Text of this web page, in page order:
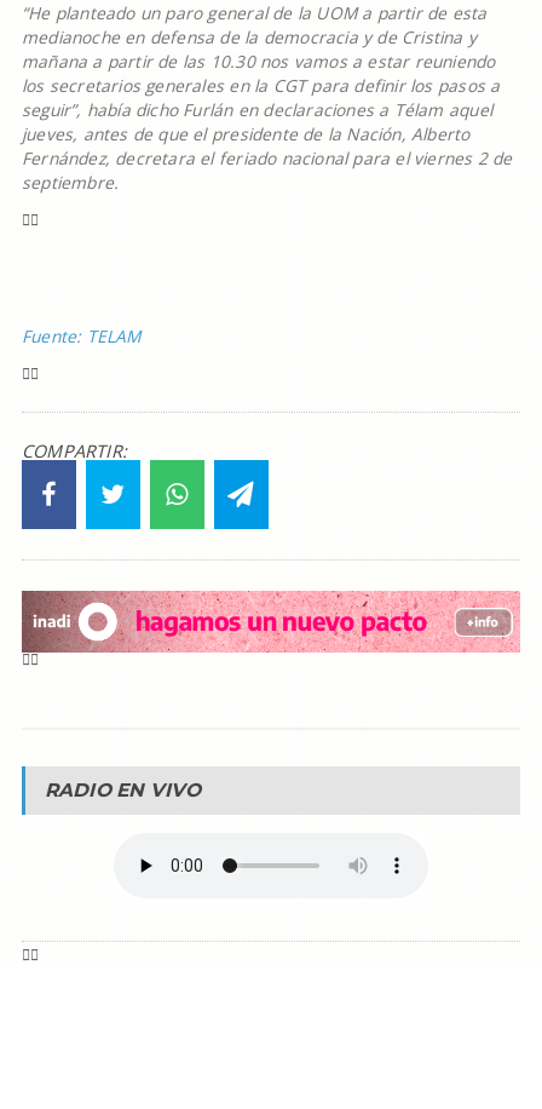
“He planteado un paro general de la UOM a partir de esta
medianoche en defensa de la democracia y de Cristina y
mañana a partir de las 10.30 nos vamos a estar reuniendo
los secretarios generales en la CGT para definir los pasos a
seguir”, había dicho Furlán en declaraciones a Télam aquel
jueves, antes de que el presidente de la Nación, Alberto
Fernández, decretara el feriado nacional para el viernes 2 de
septiembre.
Fuente: TELAM
COMPARTIR:
RADIO EN VIVO